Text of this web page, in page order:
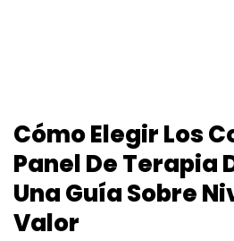
Cómo Elegir Los
Panel De Terapia
Una Guía Sobre
Valor